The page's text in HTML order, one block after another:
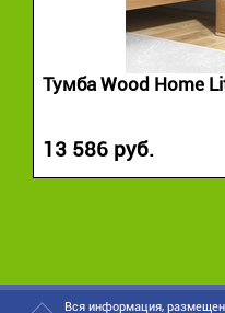
Тумба Wood Home
13 586 руб.
Вся информация,